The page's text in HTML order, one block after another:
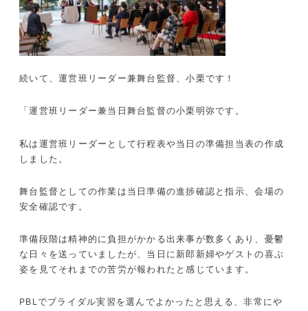
続いて、運営班リーダー兼舞台監督、小栗です！
「運営班リーダー兼当日舞台監督の小栗明弥です。
私は運営班リーダーとして行程表や当日の準備担当表の作成
しました。
舞台監督としての作業は当日準備の進捗確認と指示、会場の
安全確認です。
準備段階は精神的に負担がかかる出来事が数多くあり、憂鬱
な日々を送っていましたが、当日に新郎新婦やゲストの喜ぶ
姿を見てそれまでの苦労が報われたと感じています。
PBLでブライダル実習を選んでよかったと思える、非常にや